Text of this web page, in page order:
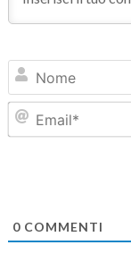
0COMMENTI